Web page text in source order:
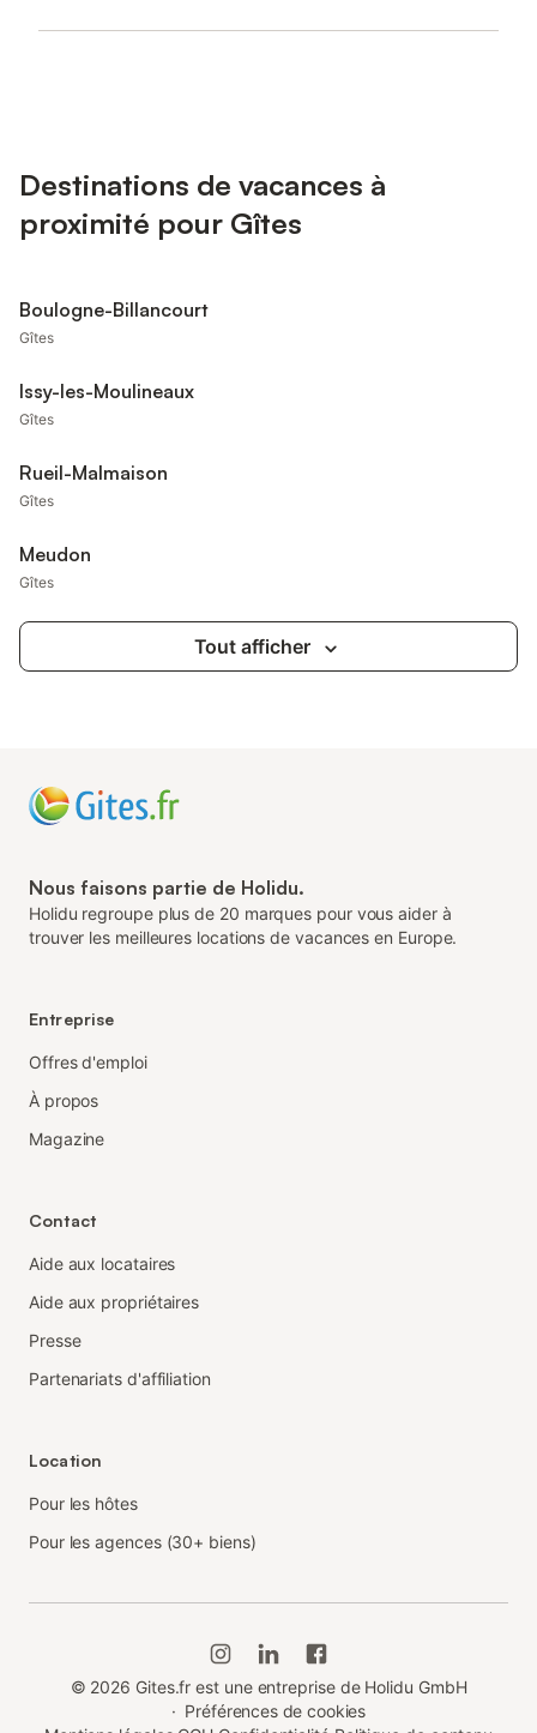
Destinations de vacances à
proximité pour Gîtes
Boulogne-Billancourt
Gîtes
Issy-les-Moulineaux
Gîtes
Rueil-Malmaison
Gîtes
Meudon
Gîtes
Tout afficher
Nous faisons partie de Holidu.
Holidu regroupe plus de 20 marques pour vous aider à
trouver les meilleures locations de vacances en Europe.
Entreprise
Offres d'emploi
À propos
Magazine
Contact
Aide aux locataires
Aide aux propriétaires
Presse
Partenariats d'affiliation
Location
Pour les hôtes
Pour les agences (30+ biens)
© 2026 Gites.fr est une entreprise de Holidu GmbH
· Préférences de cookies